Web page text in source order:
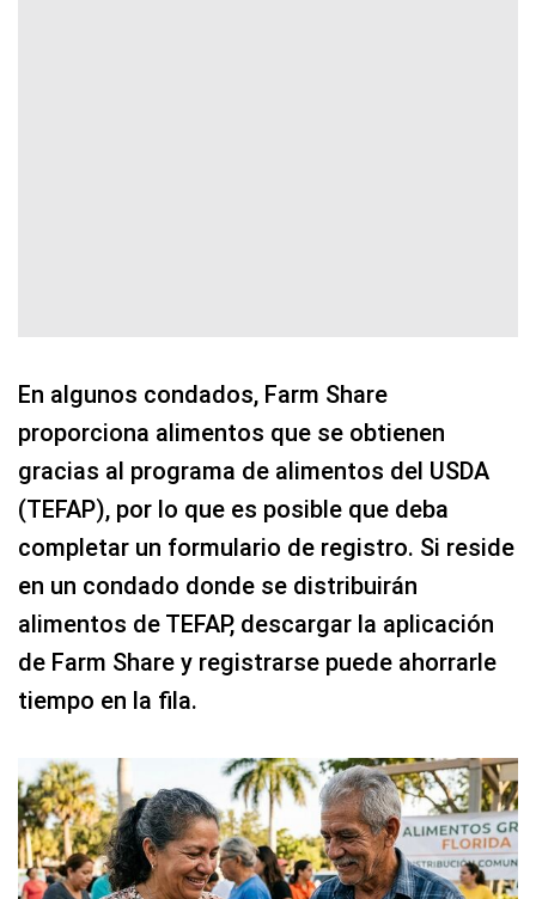
En algunos condados, Farm Share
proporciona alimentos que se obtienen
gracias al programa de alimentos del USDA
(TEFAP), por lo que es posible que deba
completar un formulario de registro. Si reside
en un condado donde se distribuirán
alimentos de TEFAP, descargar la aplicación
de Farm Share y registrarse puede ahorrarle
tiempo en la fila.